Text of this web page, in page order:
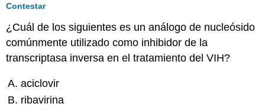
Contestar
¿Cuál de los siguientes es un análogo de nucleósido
comúnmente utilizado como inhibidor de la
transcriptasa inversa en el tratamiento del VIH?
aciclovir
ribavirina